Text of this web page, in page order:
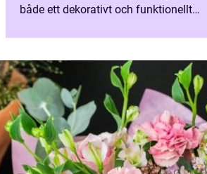
både ett dekorativt och funktionellt